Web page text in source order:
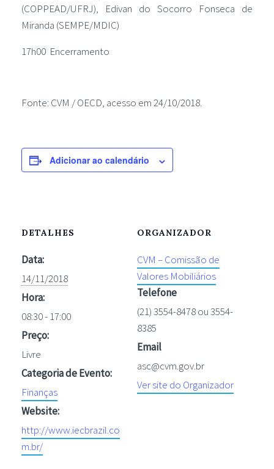
(COPPEAD/UFRJ), Edivan do Socorro Fonseca de
Miranda (SEMPE/MDIC)
17h00 Encerramento
Fonte: CVM / OECD, acesso em 24/10/2018.
Adicionar ao calendário
DETALHES
Data:
14/11/2018
Hora:
08:30 - 17:00
Preço:
Livre
Categoria de Evento:
Finanças
Website:
http://www.iecbrazil.co
m.br/
ORGANIZADOR
CVM – Comissão de
Valores Mobiliários
Telefone
(21) 3554-8478 ou 3554-
8385
Email
asc@cvm.gov.br
Ver site do Organizador